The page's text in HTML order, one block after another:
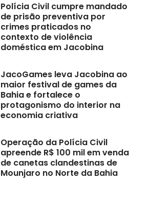
Polícia Civil cumpre mandado
de prisão preventiva por
crimes praticados no
contexto de violência
doméstica em Jacobina
JacoGames leva Jacobina ao
maior festival de games da
Bahia e fortalece o
protagonismo do interior na
economia criativa
Operação da Polícia Civil
apreende R$ 100 mil em venda
de canetas clandestinas de
Mounjaro no Norte da Bahia